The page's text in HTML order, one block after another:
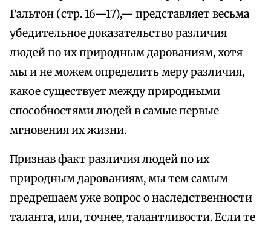
Гальтон (стр. 16—17),— представляет весьма
убедительное доказательство различия
людей по их природным дарованиям, хотя
мы и не можем определить меру различия,
какое существует между природными
способностями людей в самые первые
мгновения их жизни.
Признав факт различия людей по их
природным дарованиям, мы тем самым
предрешаем уже вопрос о наследственности
таланта, или, точнее, талантливости. Если те